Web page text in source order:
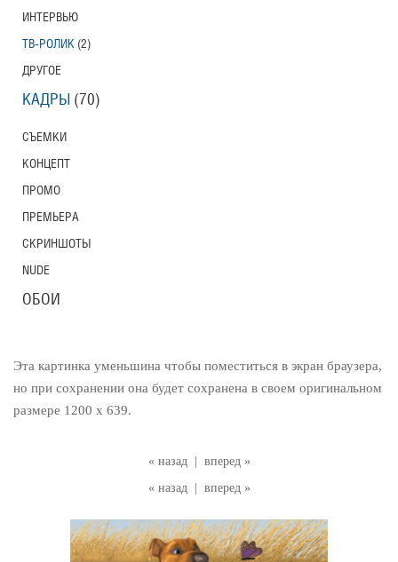
« назад
вперед »
« назад
вперед »
Эта картинка уменьшина чтобы поместиться в экран браузера,
но при сохранении она будет сохранена в своем оригинальном
размере 1200 x 639.
ИНТЕРВЬЮ
ТВ-РОЛИК (2)
ДРУГОЕ
КАДРЫ (70)
СЪЕМКИ
КОНЦЕПТ
ПРОМО
ПРЕМЬЕРА
СКРИНШОТЫ
NUDE
ОБОИ